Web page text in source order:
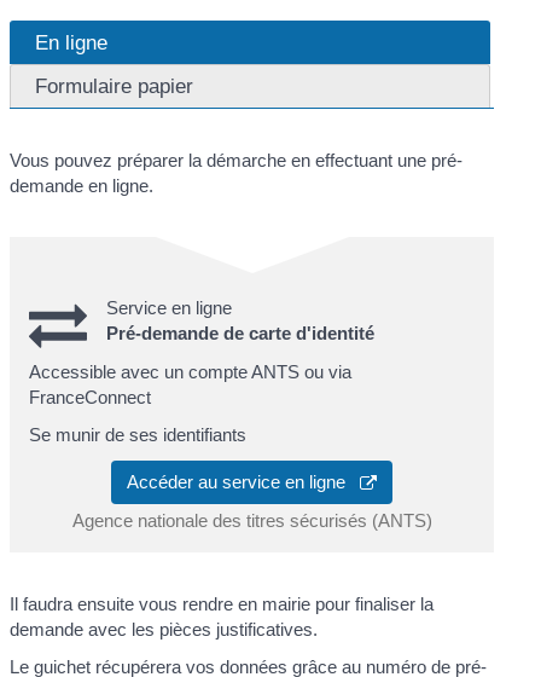
En ligne
Formulaire papier
Vous pouvez préparer la démarche en effectuant une pré-
demande en ligne.
Service en ligne
Pré-demande de carte d'identité
Accessible avec un compte ANTS ou via
FranceConnect
Se munir de ses identifiants
Accéder au service en ligne
Agence nationale des titres sécurisés (ANTS)
Il faudra ensuite vous rendre en mairie pour finaliser la
demande avec les pièces justificatives.
Le guichet récupérera vos données grâce au numéro de pré-